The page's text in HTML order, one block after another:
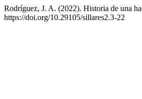
Rodríguez, J. A. (2022). Historia de una
https://doi.org/10.29105/sillares2.3-22